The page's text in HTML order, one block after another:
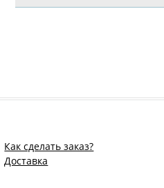
Как сделать заказ?
Доставка